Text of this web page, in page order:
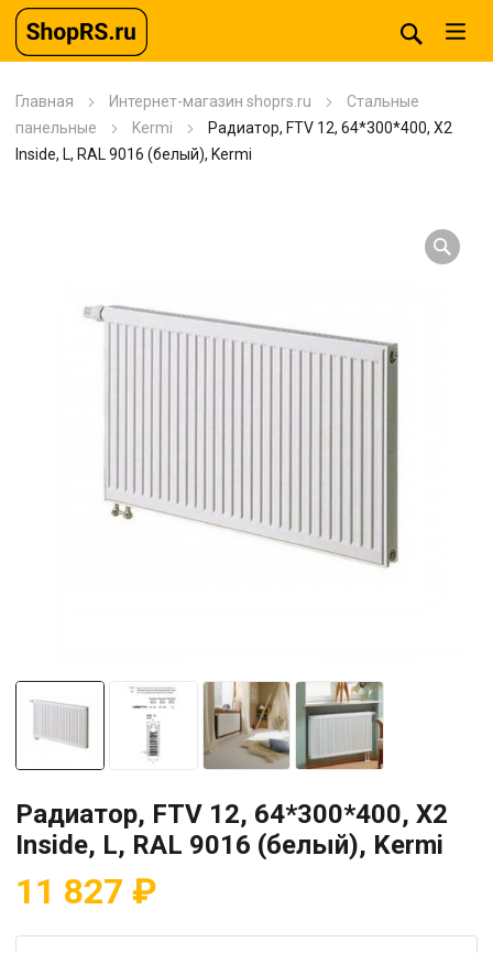
Главная Интернет-магазин shoprs.ru
Стальные
панельные
Kermi
Радиатор, FTV 12, 64*300*400, X2
Inside, L, RAL 9016 (белый), Kermi
Радиатор, FTV 12, 64*300*400, X2
Inside, L, RAL 9016 (белый), Kermi
11 827 ₽